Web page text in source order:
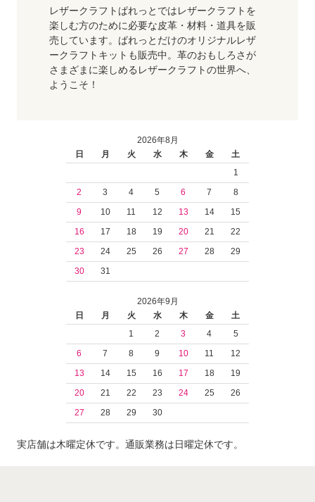
レザークラフトぱれっとではレザークラフトを
楽しむ方のために必要な皮革・材料・道具を販
売しています。ぱれっとだけのオリジナルレザ
ークラフトキットも販売中。革のおもしろさが
さまざまに楽しめるレザークラフトの世界へ、
ようこそ！
2026年8月
日
月 火 水 木 金
土
1
2
3 4 5 6 7
8
9
10 11 12 13 14
15
16
17 18 19 20 21
22
23
24 25 26 27 28
29
30
31
2026年9月
日
月 火 水 木 金
土
1
2 3 4
5
6
7 8 9 10 11
12
13
14 15 16 17 18
19
20
21 22 23 24 25
26
27
28 29 30
実店舗は木曜定休です。通販業務は日曜定休です。